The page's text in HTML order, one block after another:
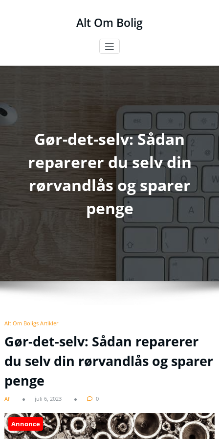
Alt Om Bolig
Gør-det-selv: Sådan
reparerer du selv din
rørvandlås og sparer
penge
Alt Om Boligs Artikler
Gør-det-selv: Sådan reparerer
du selv din rørvandlås og sparer
penge
Af juli 6, 2023 0
Annonce